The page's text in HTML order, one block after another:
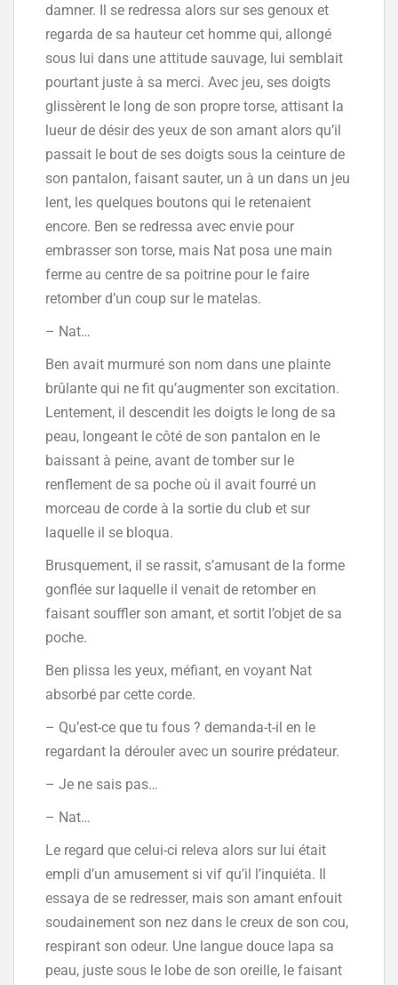
damner. Il se redressa alors sur ses genoux et
regarda de sa hauteur cet homme qui, allongé
sous lui dans une attitude sauvage, lui semblait
pourtant juste à sa merci. Avec jeu, ses doigts
glissèrent le long de son propre torse, attisant la
lueur de désir des yeux de son amant alors qu’il
passait le bout de ses doigts sous la ceinture de
son pantalon, faisant sauter, un à un dans un jeu
lent, les quelques boutons qui le retenaient
encore. Ben se redressa avec envie pour
embrasser son torse, mais Nat posa une main
ferme au centre de sa poitrine pour le faire
retomber d’un coup sur le matelas.
– Nat…
Ben avait murmuré son nom dans une plainte
brûlante qui ne fit qu’augmenter son excitation.
Lentement, il descendit les doigts le long de sa
peau, longeant le côté de son pantalon en le
baissant à peine, avant de tomber sur le
renflement de sa poche où il avait fourré un
morceau de corde à la sortie du club et sur
laquelle il se bloqua.
Brusquement, il se rassit, s’amusant de la forme
gonflée sur laquelle il venait de retomber en
faisant souffler son amant, et sortit l’objet de sa
poche.
Ben plissa les yeux, méfiant, en voyant Nat
absorbé par cette corde.
– Qu’est-ce que tu fous ? demanda-t-il en le
regardant la dérouler avec un sourire prédateur.
– Je ne sais pas…
– Nat…
Le regard que celui-ci releva alors sur lui était
empli d’un amusement si vif qu’il l’inquiéta. Il
essaya de se redresser, mais son amant enfouit
soudainement son nez dans le creux de son cou,
respirant son odeur. Une langue douce lapa sa
peau, juste sous le lobe de son oreille, le faisant